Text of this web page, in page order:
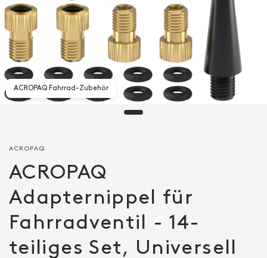
ACROPAQ Fahrrad-Zubehör
ACROPAQ
ACROPAQ
Adapternippel für
Fahrradventil - 14-
teiliges Set, Universell